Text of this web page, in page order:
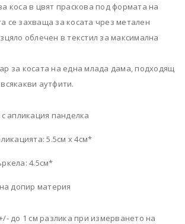
коса в цвят праскова под формата на
се захваща за косата чрез метален
облечен в текстил за максимална
за косата на една млада дама, подходящ
аутфити.
апликация панделка
5.5см х 4см*
4.5см*
допир материя
до 1 см разлика при измерването на